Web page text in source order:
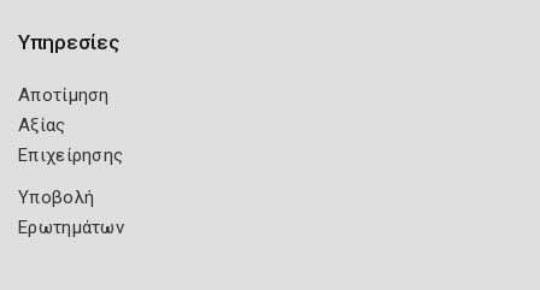
Υπηρεσίες
Αποτίμηση
Αξίας
Επιχείρησης
Υποβολή
Ερωτημάτων